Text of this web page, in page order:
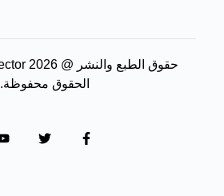
الحقوق محفوظة.